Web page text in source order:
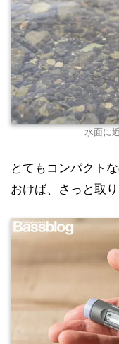
水面に
とてもコンパクト
おけば、さっと取